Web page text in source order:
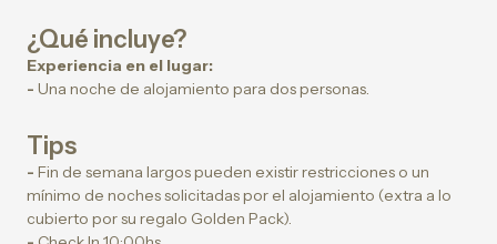
¿Qué incluye?
Experiencia en el lugar:
- Una noche de alojamiento para dos personas.
Tips
- Fin de semana largos pueden existir restricciones o un
mínimo de noches solicitadas por el alojamiento (extra a lo
cubierto por su regalo Golden Pack).